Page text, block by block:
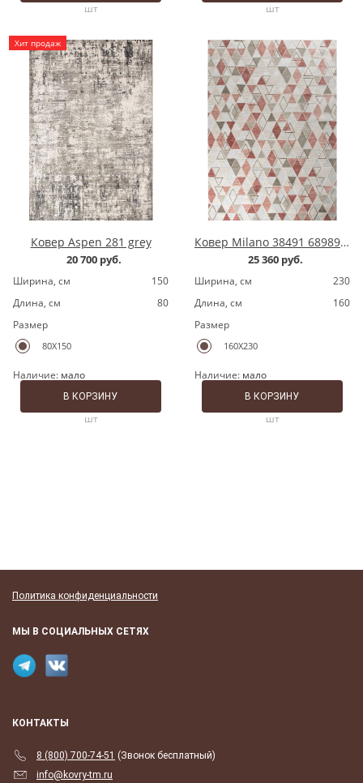
шт шт
Хит продаж
Ковер Aspen 281 grey
20 700 руб.
Ширина, cм
150
Длина, cм
80
Размер
80X150
Наличие: мало
шт
В КОРЗИНУ
Ковер Milano 38491 689891 grey/pink
25 360 руб.
Ширина, cм
230
Длина, cм
160
Размер
160X230
Наличие: мало
шт
В КОРЗИНУ
Политика конфиденциальности
МЫ В СОЦИАЛЬНЫХ СЕТЯХ
КОНТАКТЫ
8 (800) 700-74-51 (Звонок бесплатный)
info@kovry-tm.ru